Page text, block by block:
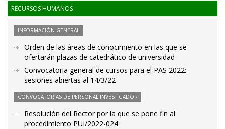
RECURSOS HUMANOS
INFORMACIÓN GENERAL
Orden de las áreas de conocimiento en las que se
ofertarán plazas de catedrático de universidad
Convocatoria general de cursos para el PAS 2022:
sesiones abiertas al 14/3/22
CONVOCATORIAS DE PERSONAL INVESTIGADOR
Resolución del Rector por la que se pone fin al
procedimiento PUI/2022-024